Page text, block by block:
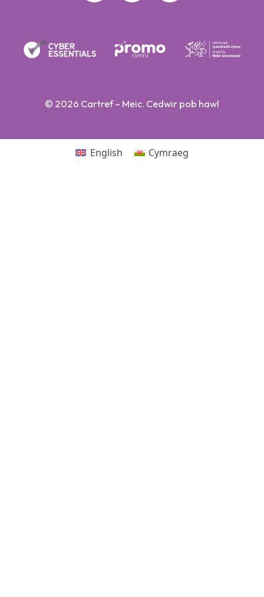
© 2026 Cartref – Meic. Cedwir pob hawl
English Cymraeg